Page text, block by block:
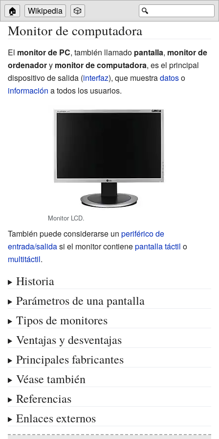
🔍
🏠 Wikipedia 🎲
Monitor de computadora
El monitor de PC, también llamado pantalla, monitor de
ordenadory monitor de computadora, es el principal
dispositivo de salida (interfaz), que muestradatoso
información a todos los usuarios.
Monitor LCD.
También puede considerarse un periférico de
entrada/salidasi el monitor contienepantalla táctil o
multitáctil.
Historia
Parámetros de una pantalla
Tipos de monitores
Ventajas y desventajas
Principales fabricantes
Véase también
Referencias
Enlaces externos